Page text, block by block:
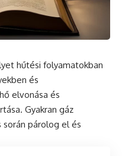
hűtési folyamatokban
és
elvonása és
Gyakran gáz
során párolog el és